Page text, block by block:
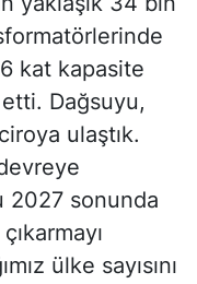
kat kapasite
Dağsuyu,
ulaştık.
2027 sonunda
ülke sayısını